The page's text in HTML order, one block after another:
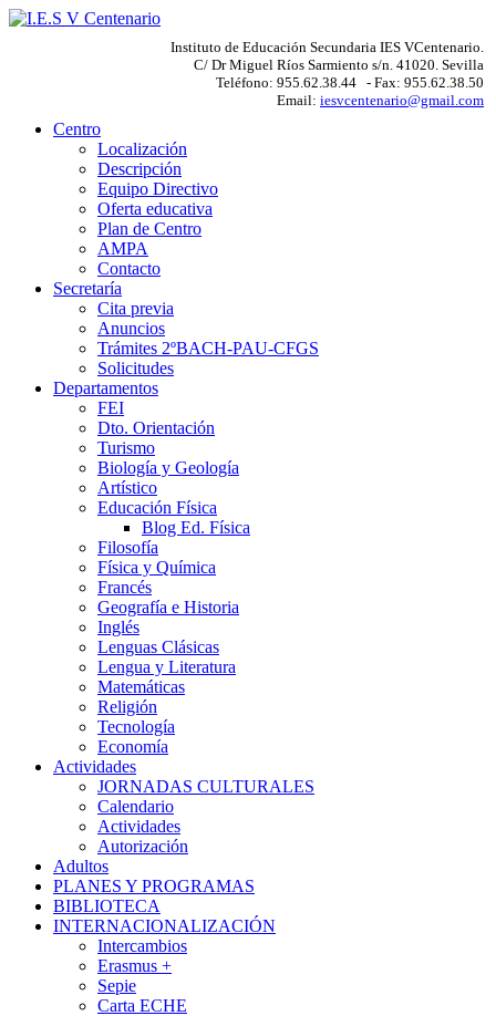
Instituto de Educación Secundaria IES VCentenario.
C/ Dr Miguel Ríos Sarmiento s/n. 41020. Sevilla
Teléfono: 955.62.38.44 - Fax: 955.62.38.50
Email: iesvcentenario@gmail.com
Centro
Localización
Descripción
Equipo Directivo
Oferta educativa
Plan de Centro
AMPA
Contacto
Secretaría
Cita previa
Anuncios
Trámites 2ºBACH-PAU-CFGS
Solicitudes
Departamentos
FEI
Dto. Orientación
Turismo
Biología y Geología
Artístico
Educación Física
Blog Ed. Física
Filosofía
Física y Química
Francés
Geografía e Historia
Inglés
Lenguas Clásicas
Lengua y Literatura
Matemáticas
Religión
Tecnología
Economía
Actividades
JORNADAS CULTURALES
Calendario
Actividades
Autorización
Adultos
PLANES Y PROGRAMAS
BIBLIOTECA
INTERNACIONALIZACIÓN
Intercambios
Erasmus +
Sepie
Carta ECHE